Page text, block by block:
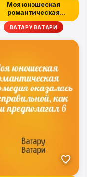
Моя юношеская
романтическая
комедия оказалась
непр...
ВАТАРУ ВАТАРИ